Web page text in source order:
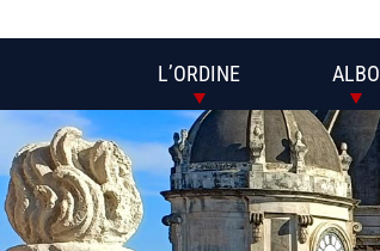
L’ORDINE ALBO